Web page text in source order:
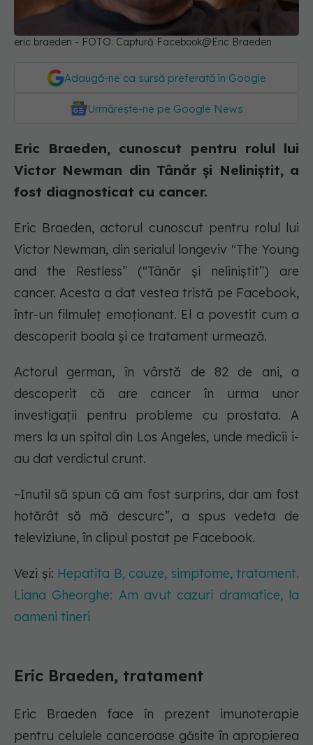
eric braeden - FOTO: Captură Facebook@Eric Braeden
Adaugă-ne ca sursă preferată în Google
Urmărește-ne pe Google News
Eric Braeden, cunoscut pentru rolul lui
Victor Newman din Tânăr și Neliniștit, a
fost diagnosticat cu cancer.
Eric Braeden, actorul cunoscut pentru rolul lui
Victor Newman, din serialul longeviv "The Young
and the Restless” ("Tânăr și neliniștit”) are
cancer. Acesta a dat vestea tristă pe Facebook,
într-un filmuleț emoționant. El a povestit cum a
descoperit boala și ce tratament urmează.
Actorul german, în vârstă de 82 de ani, a
descoperit că are cancer în urma unor
investigații pentru probleme cu prostata. A
mers la un spital din Los Angeles, unde medicii i-
au dat verdictul crunt.
~Inutil să spun că am fost surprins, dar am fost
hotărât să mă descurc”, a spus vedeta de
televiziune, în clipul postat pe Facebook.
Vezi și: Hepatita B, cauze, simptome, tratament.
Liana Gheorghe: Am avut cazuri dramatice, la
oameni tineri
Eric Braeden, tratament
Eric Braeden face în prezent imunoterapie
pentru celulele canceroase găsite în apropierea